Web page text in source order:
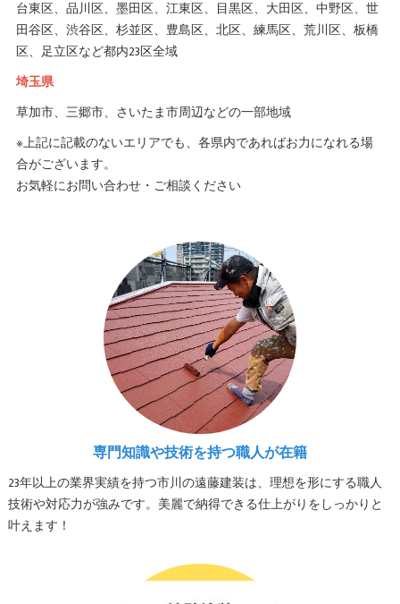
台東区、品川区、墨田区、江東区、目黒区、大田区、中野区、世
田谷区、渋谷区、杉並区、豊島区、北区、練馬区、荒川区、板橋
区、足立区など都内23区全域
埼玉県
草加市、三郷市、さいたま市周辺などの一部地域
※上記に記載のないエリアでも、各県内であればお力になれる場
合がございます。
お気軽にお問い合わせ・ご相談ください
専門知識や技術を持つ職人が在籍
23年以上の業界実績を持つ市川の遠藤建装は、理想を形にする職人
技術や対応力が強みです。美麗で納得できる仕上がりをしっかりと
叶えます！